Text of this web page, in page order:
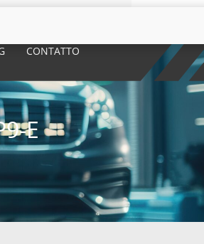
CONTATTO
E